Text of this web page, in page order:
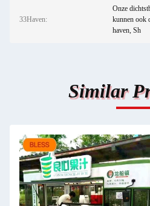
33Haven:
Onze
kunnen ook
haven, Sh
Similar